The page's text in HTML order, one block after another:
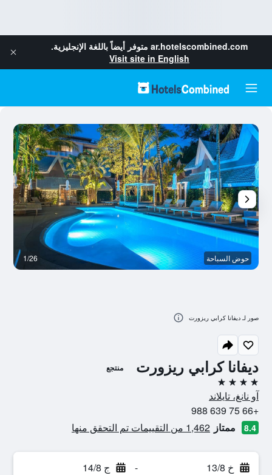
ar.hotelscombined.com متوفر أيضاً باللغة الإنجليزية.
Visit site in English
ديفانا كرابي ريزورت منتجع
4 نجوم
آو نانغ، تايلاند
+66 75 639 988
8.4 ممتاز 1,462 من التقييمات تم التحقق منها
خ 13/8 - ج 14/8
حوض السباحة 1/26
صور لـ ديفانا كرابي ريزورت